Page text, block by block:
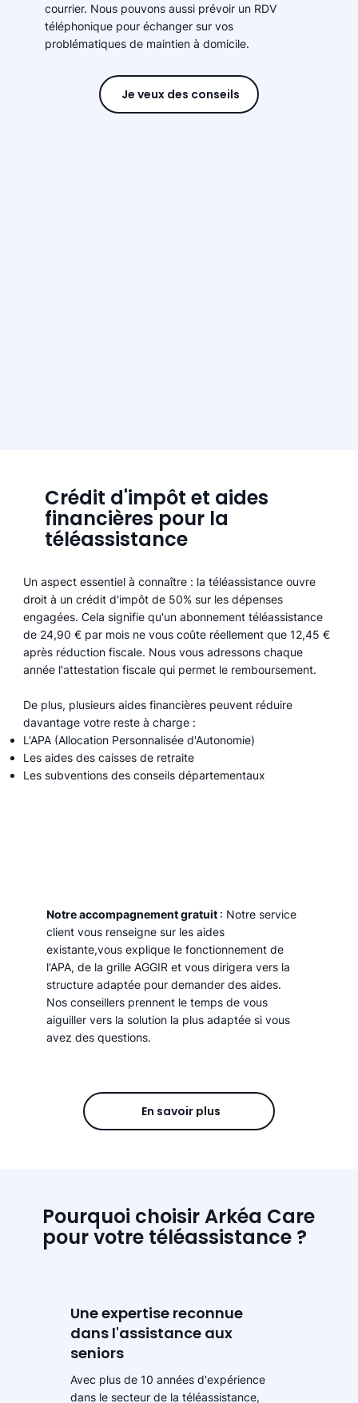
courrier. Nous pouvons aussi prévoir un RDV
téléphonique pour échanger sur vos
problématiques de maintien à domicile.
Je veux des conseils
Crédit d'impôt et aides
financières pour la
téléassistance
Un aspect essentiel à connaître : la téléassistance ouvre
droit à un crédit d'impôt de 50% sur les dépenses
engagées. Cela signifie qu'un abonnement téléassistance
de 24,90 € par mois ne vous coûte réellement que 12,45 €
après réduction fiscale. Nous vous adressons chaque
année l'attestation fiscale qui permet le remboursement.
De plus, plusieurs aides financières peuvent réduire
davantage votre reste à charge :
L'APA (Allocation Personnalisée d'Autonomie)
Les aides des caisses de retraite
Les subventions des conseils départementaux
Notre accompagnement gratuit : Notre service
client vous renseigne sur les aides
existante,vous explique le fonctionnement de
l'APA, de la grille AGGIR et vous dirigera vers la
structure adaptée pour demander des aides.
Nos conseillers prennent le temps de vous
aiguiller vers la solution la plus adaptée si vous
avez des questions.
En savoir plus
Pourquoi choisir Arkéa Care
pour votre téléassistance ?
Une expertise reconnue
dans l'assistance aux
seniors
Avec plus de 10 années d'expérience
dans le secteur de la téléassistance,